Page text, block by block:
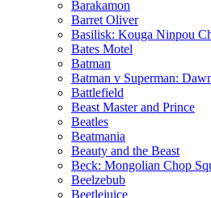
Barakamon
Barret Oliver
Basilisk: Kouga Ninpou
Bates Motel
Batman
Batman v Superman:
Battlefield
Beast Master and Prince
Beatles
Beatmania
Beauty and the Beast
Beck: Mongolian Chop
Beelzebub
Beetlejuice